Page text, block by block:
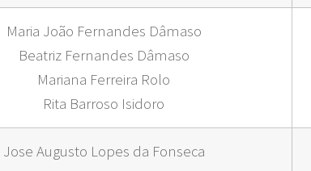
Maria João Fernandes Dâmaso
Beatriz Fernandes Dâmaso
Mariana Ferreira Rolo
Rita Barroso Isidoro
Jose Augusto Lopes da Fonseca